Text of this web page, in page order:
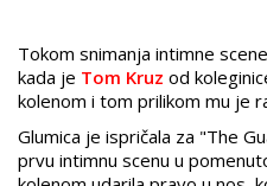
Tokom snimanja intimne
kada je Tom Kruz od
kolenom i tom prilikom mu je
Glumica je ispričala za "The
prvu intimnu scenu u